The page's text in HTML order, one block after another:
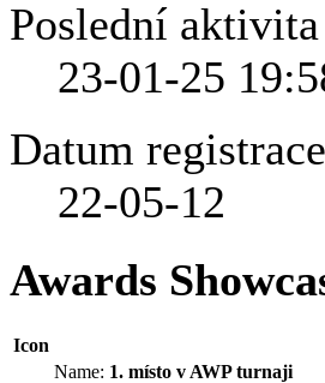
Poslední aktivita
23-01-25
Datum registrace
22-05-12
Awards
Icon
Name: 1. místo v AWP turnaji